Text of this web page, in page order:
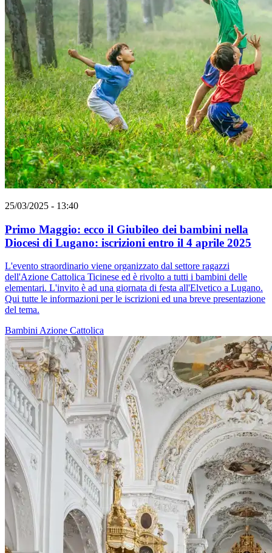
25/03/2025 - 13:40
Primo Maggio: ecco il Giubileo dei bambini nella
Diocesi di Lugano: iscrizioni entro il 4 aprile 2025
L'evento straordinario viene organizzato dal settore ragazzi
dell'Azione Cattolica Ticinese ed è rivolto a tutti i bambini delle
elementari. L'invito è ad una giornata di festa all'Elvetico a Lugano.
Qui tutte le informazioni per le iscrizioni ed una breve presentazione
del tema.
BambiniAzione Cattolica